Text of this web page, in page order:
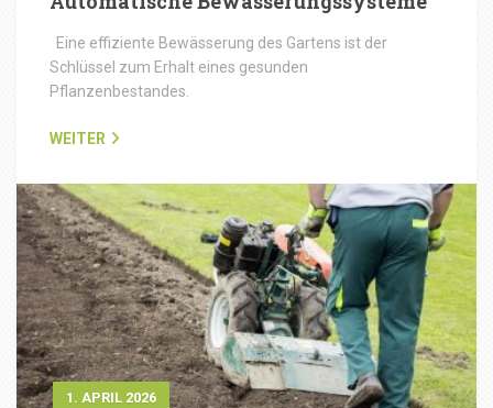
Eine effiziente Bewässerung des Gartens ist der
Schlüssel zum Erhalt eines gesunden
Pflanzenbestandes.
WEITER
1. APRIL 2026